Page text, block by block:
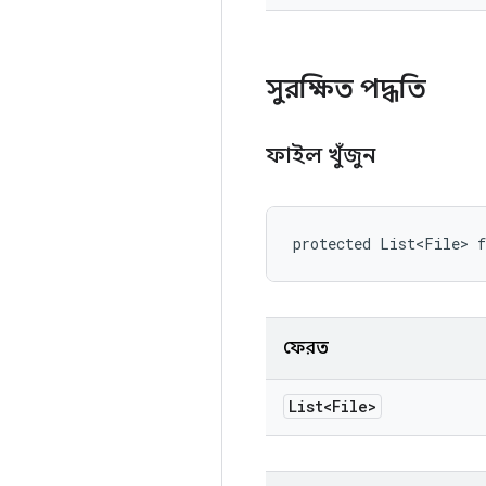
সুরক্ষিত পদ্ধতি
ফাইল খুঁজুন
protected List<File>
ফেরত
List<File>